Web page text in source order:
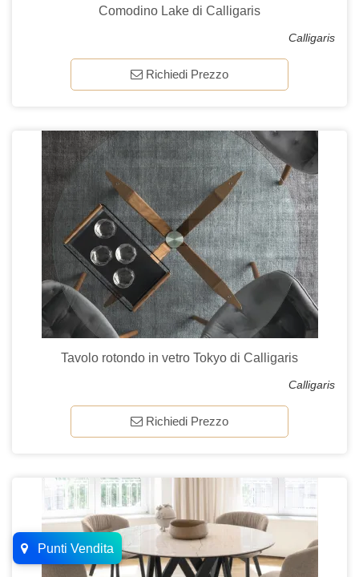
Comodino Lake di Calligaris
Calligaris
Richiedi Prezzo
Tavolo rotondo in vetro Tokyo di Calligaris
Calligaris
Richiedi Prezzo
Punti Vendita